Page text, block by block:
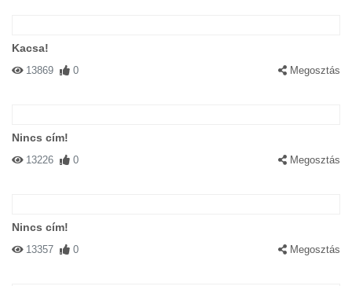
Kacsa!
13869 0 Megosztás
Nincs cím!
13226 0 Megosztás
Nincs cím!
13357 0 Megosztás